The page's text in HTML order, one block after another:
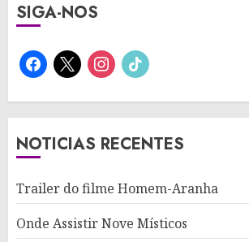
SIGA-NOS
facebook
x instagram
tiktok
NOTICIAS RECENTES
Trailer do filme Homem-Aranha
Onde Assistir Nove Místicos